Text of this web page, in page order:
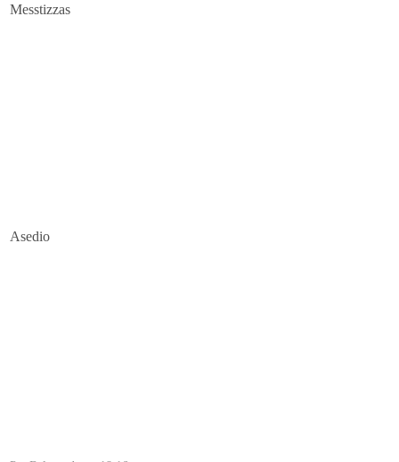
Messtizzas
Asedio